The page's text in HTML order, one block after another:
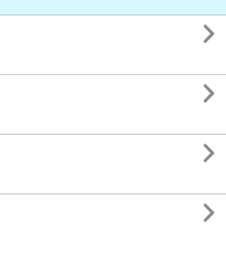



